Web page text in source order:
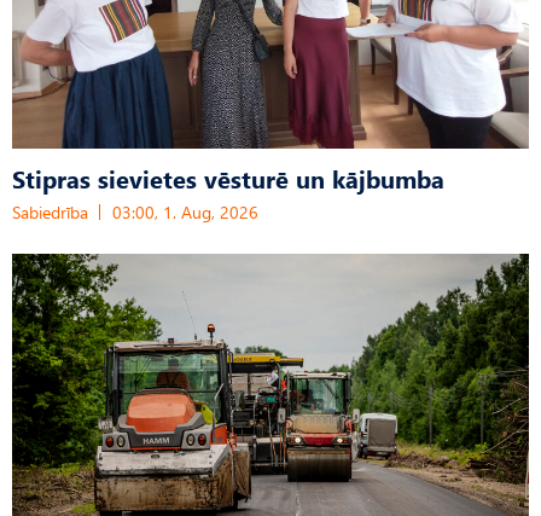
Stipras sievietes vēsturē un kājbumba
Sabiedrība 03:00, 1. Aug, 2026